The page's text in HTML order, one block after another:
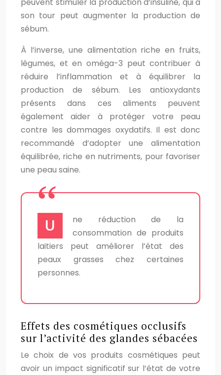
son tour peut augmenter la production de
sébum.
À l’inverse, une alimentation riche en fruits,
légumes, et en oméga-3 peut contribuer à
réduire l’inflammation et à équilibrer la
production de sébum. Les antioxydants
présents dans ces aliments peuvent
également aider à protéger votre peau
contre les dommages oxydatifs. Il est donc
recommandé d’adopter une alimentation
équilibrée, riche en nutriments, pour favoriser
une peau saine.
U
ne réduction de la
consommation de produits
laitiers peut améliorer l’état des
peaux grasses chez certaines
personnes.
Effets des cosmétiques occlusifs
sur l’activité des glandes sébacées
Le choix de vos produits cosmétiques peut
avoir un impact significatif sur l’état de votre